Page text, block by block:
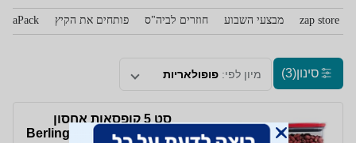
zap store מבצעי השבוע חוזרים לביה"ס פותחים את הקיץ zaPack
סינון(3) מיון לפי: פופולאריות
סט 5 קופסאות אחסון
Berlinger Haus BH-8502